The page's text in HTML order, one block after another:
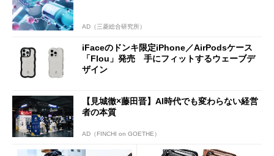
AD（三菱総合研究所）
iFaceのドンキ限定iPhone／AirPodsケース
「Flou」発売 手にフィットするウェーブデ
ザイン
【見城徹×藤田晋】AI時代でも変わらない経営
者の本質
AD（FINCHI on GOETHE）